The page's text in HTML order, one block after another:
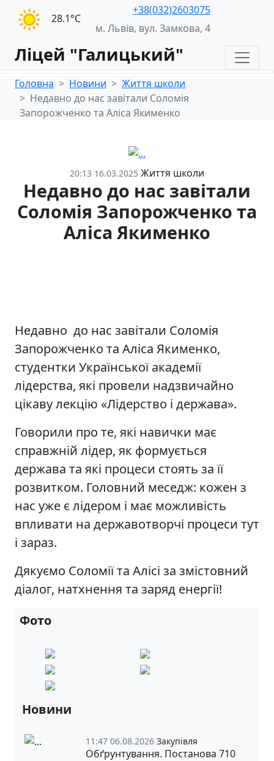
28.1°С
+38(032)2603075
м. Львів, вул. Замкова, 4
Ліцей "Галицький"
Головна Новини
Життя школи
Недавно до нас завітали Соломія
Запорожченко та Аліса Якименко
20:13 16.03.2025 Життя школи
Недавно до нас завітали
Соломія Запорожченко та
Аліса Якименко
Недавно до нас завітали Соломія
Запорожченко та Аліса Якименко,
студентки Української академії
лідерства, які провели надзвичайно
цікаву лекцію «Лідерство і держава».
Говорили про те, які навички має
справжній лідер, як формується
держава та які процеси стоять за її
розвитком. Головний меседж: кожен з
нас уже є лідером і має можливість
впливати на державотворчі процеси тут
і зараз.
Дякуємо Соломії та Алісі за змістовний
діалог, натхнення та заряд енергії!
Фото
Новини
11:47 06.08.2026 Закупівля
Обґрунтування. Постанова 710